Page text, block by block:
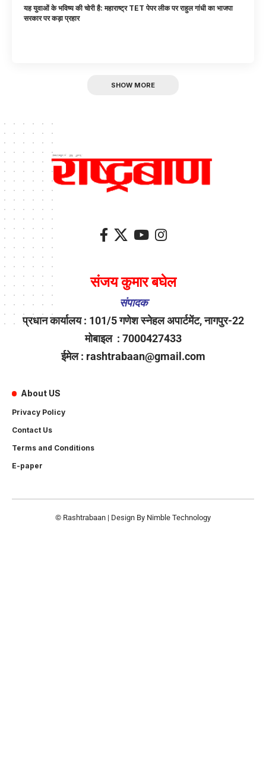
यह युवाओं के भविष्य की चोरी है: महाराष्ट्र TET पेपर लीक पर राहुल गांधी का भाजपा
सरकार पर कड़ा प्रहार
SHOW MORE
संजय कुमार बघेल
संपादक
प्रधान कार्यालय : 101/5 गणेश स्नेहल अपार्टमेंट, नागपुर-22
मोबाइल : 7000427433
ईमेल : rashtrabaan@gmail.com
About US
Privacy Policy
Contact Us
Terms and Conditions
E-paper
© Rashtrabaan | Design By Nimble Technology